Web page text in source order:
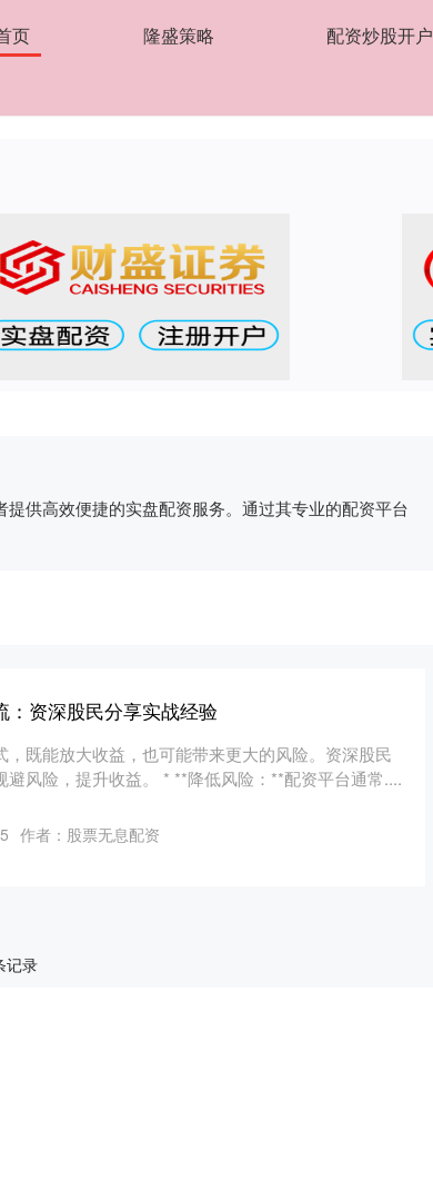
页 隆盛策略 配资炒股开户
供高效便捷的实盘配资服务。通过其专业的配资平台
：资深股民分享实战经验
既能放大收益，也可能带来更大的风险。资深股民
风险，提升收益。 * **降低风险：**配资平台通常....
作者：股票无息配资
记录